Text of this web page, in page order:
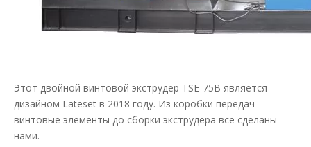
Этот двойной винтовой экструдер TSE-75B является
дизайном Lateset в 2018 году. Из коробки передач
винтовые элементы до сборки экструдера все сделаны
нами.